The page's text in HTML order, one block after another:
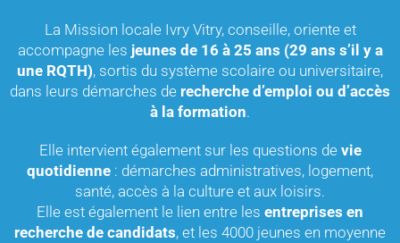
La Mission locale Ivry Vitry, conseille, oriente et
accompagne les jeunes de 16 à 25 ans (29 ans s’il y a
une RQTH), sortis du système scolaire ou universitaire,
dans leurs démarches de recherche d’emploi ou d’accès
à la formation.
Elle intervient également sur les questions de vie
quotidienne : démarches administratives, logement,
santé, accès à la culture et aux loisirs.
Elle est également le lien entre les entreprises en
recherche de candidats, et les 4000 jeunes en moyenne